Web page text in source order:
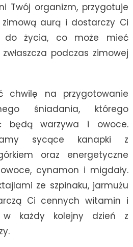
Twój organizm, przygotuje
aurą i dostarczy Ci
do życia, co może mieć
podczas zimowej
chwilę na przygotowanie
śniadania, którego
będą warzywa i owoce.
sycące kanapki z
oraz energetyczne
cynamon i migdały.
ze szpinaku, jarmużu
Ci cennych witamin i
w każdy kolejny dzień z